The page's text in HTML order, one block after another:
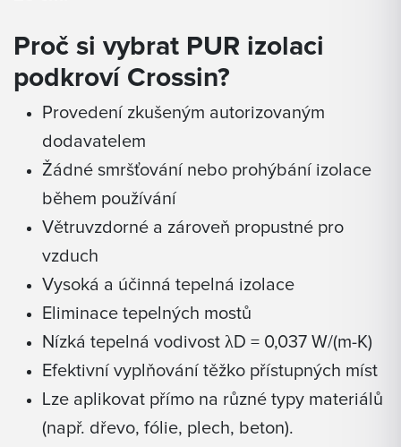
Proč si vybrat PUR izolaci
podkroví Crossin?
Provedení zkušeným autorizovaným
dodavatelem
Žádné smršťování nebo prohýbání izolace
během používání
Větruvzdorné a zároveň propustné pro
vzduch
Vysoká a účinná tepelná izolace
Eliminace tepelných mostů
Nízká tepelná vodivost λD = 0,037 W/(m-K)
Efektivní vyplňování těžko přístupných míst
Lze aplikovat přímo na různé typy materiálů
(např. dřevo, fólie, plech, beton).